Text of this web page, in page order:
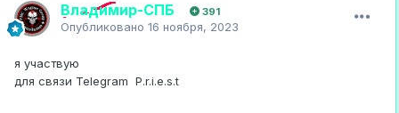
Владимир-СПБ 391
Опубликовано 16 ноября, 2023
я участвую
для связи Telegram P.r.i.e.s.t